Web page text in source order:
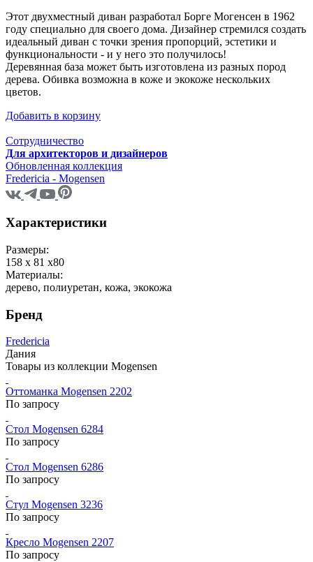
Этот двухместный диван разработал Борге Могенсен в 1962
году специально для своего дома. Дизайнер стремился создать
идеальный диван с точки зрения пропорций, эстетики и
функциональности - и у него это получилось!
Деревянная база может быть изготовлена из разных пород
дерева. Обивка возможна в коже и экокоже нескольких
цветов.
Добавить в корзину
Сотрудничество
Для архитекторов и дизайнеров
Обновленная коллекция
Fredericia - Mogensen
Характеристики
Размеры:
158 х 81 х80
Материалы:
дерево, полиуретан, кожа, экокожа
Бренд
Fredericia
Дания
Товары из коллекции Mogensen
Оттоманка Mogensen 2202
По запросу
Стол Mogensen 6284
По запросу
Стол Mogensen 6286
По запросу
Стул Mogensen 3236
По запросу
Кресло Mogensen 2207
По запросу